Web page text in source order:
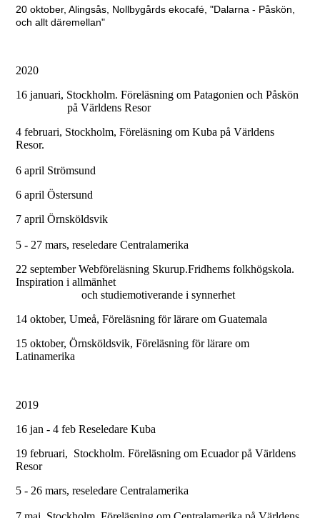
20 oktober, Alingsås, Nollbygårds ekocafé, "Dalarna - Påskön,
och allt däremellan"
2020
16 januari, Stockholm. Föreläsning om Patagonien och Påskön
på Världens Resor
4 februari, Stockholm, Föreläsning om Kuba på Världens
Resor.
6 april Strömsund
6 april Östersund
7 april Örnsköldsvik
5 - 27 mars, reseledare Centralamerika
22 september Webföreläsning Skurup.Fridhems folkhögskola.
Inspiration i allmänhet
och studiemotiverande i synnerhet
14 oktober, Umeå, Föreläsning för lärare om Guatemala
15 oktober, Örnsköldsvik, Föreläsning för lärare om
Latinamerika
2019
16 jan - 4 feb Reseledare Kuba
19 februari, Stockholm. Föreläsning om Ecuador på Världens
Resor
5 - 26 mars, reseledare Centralamerika